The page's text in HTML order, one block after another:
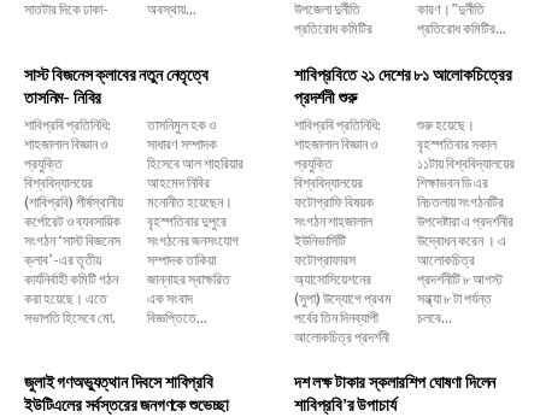
সাতটার দিকে ঢাকা-
অবস্থায়...
উপজেলা দুর্নীতি
প্রতিরোধ কমিটির
কারণ।”দুর্নীতি
প্রতিরোধ কমিটির...
সাস্ট বিজনেস ক্লাবের নতুন নেতৃত্বে
তাসনিম- নিবির
শাবিপ্রবি প্রতিনিধি:
শাহজালাল বিজ্ঞান ও
প্রযুক্তি
বিশ্ববিদ্যালয়ের
(শাবিপ্রবি) শীর্ষস্থানীয়
কর্পোরেট ও ব্যবসায়িক
সংগঠন ‘সাস্ট বিজনেস
ক্লাব’-এর তৃতীয়
কার্যনির্বাহী কমিটি গঠন
করা হয়েছে। এতে
সভাপতি হিসেবে মো.
তাসনিমুল হক ও
সাধারণ সম্পাদক
হিসেবে আল শাহরিয়ার
আহমেদ নিবির
মনোনীত হয়েছেন।
বৃহস্পতিবার দুপুরে
সংগঠনের জনসংযোগ
সম্পাদক তাকিয়া
জান্নাহর স্বাক্ষরিত
এক সংবাদ
বিজ্ঞপ্তিতে...
শাবিপ্রবিতে ২১ দেশের ৮১ আলোকচিত্রের
প্রদর্শনী শুরু
শাবিপ্রবি প্রতিনিধি:
শাহজালাল বিজ্ঞান ও
প্রযুক্তি
বিশ্ববিদ্যালয়ের
ফটোগ্রাফি বিষয়ক
সংগঠন শাহজালাল
ইউনিভার্সিটি
ফটোগ্রাফারস
অ্যাসোসিয়েশনের
(সুপা) উদ্যোগে প্রথম
পর্বের তিন দিনব্যাপী
আলোকচিত্র প্রদর্শনী
শুরু হয়েছে।
বৃহস্পতিবার সকাল
১১টায় বিশ্ববিদ্যালয়ের
শিক্ষাভবন ডি এর
নিচতলায় সংগঠনটির
উপদেষ্টারা এ প্রদর্শনীর
উদ্বোধন করেন । এ
আলোকচিত্র
প্রদর্শনীটি ৮ আগস্ট
সন্ধ্যা ৮ টা পর্যন্ত
চলবে...
জুলাই গণঅভ্যুত্থান দিবসে শাবিপ্রবি
ইউটিএলের সর্বস্তরের জনগণকে শুভেচ্ছা
দশ লক্ষ টাকার স্কলারশিপ ঘোষণা দিলেন
শাবিপ্রবি’র উপাচার্য